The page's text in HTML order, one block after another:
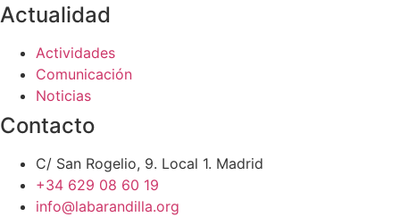
Actualidad
Actividades
Comunicación
Noticias
Contacto
C/ San Rogelio, 9. Local 1. Madrid
+34 629 08 60 19
info@labarandilla.org